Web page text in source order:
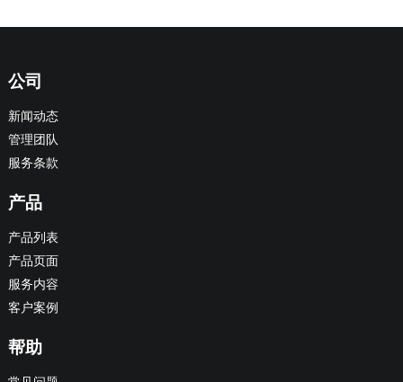
公司
新闻动态
管理团队
服务条款
产品
产品列表
产品页面
服务内容
客户案例
帮助